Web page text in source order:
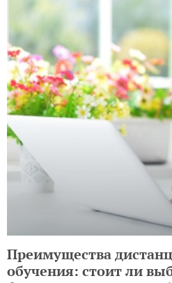
Преимущества
обучения: стоит ли